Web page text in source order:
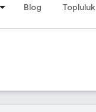
Blog Topluluk